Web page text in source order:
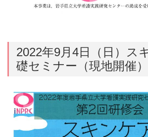
2022年9月4日（日）ス
礎セミナー（現地開催）